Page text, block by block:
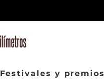
Festivales y premios